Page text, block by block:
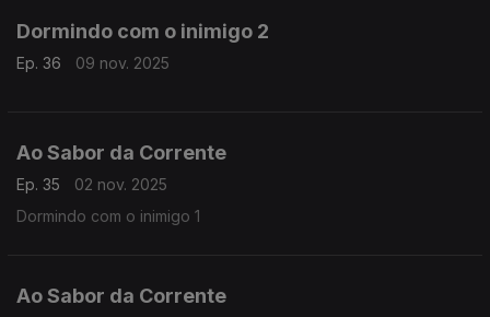
Dormindo com o inimigo 2
Ep. 36 09 nov. 2025
Ao Sabor da Corrente
Ep. 35
02 nov. 2025
Dormindo com o inimigo 1
Ao Sabor da Corrente